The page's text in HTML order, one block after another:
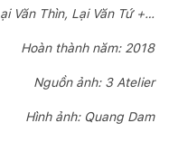
Văn Thìn, Lại Văn Tứ +…
Hoàn thành năm: 2018
Nguồn ảnh: 3 Atelier
Hình ảnh: Quang Dam